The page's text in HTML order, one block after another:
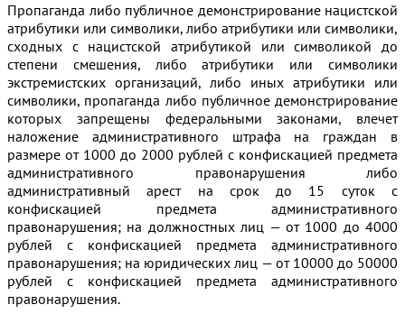
Пропаганда либо публичное демонстрирование нацистской
атрибутики или символики, либо атрибутики или символики,
сходных с нацистской атрибутикой или символикой до
степени смешения, либо атрибутики или символики
экстремистских организаций, либо иных атрибутики или
символики, пропаганда либо публичное демонстрирование
которых запрещены федеральными законами, влечет
наложение административного штрафа на граждан в
размере от 1000 до 2000 рублей с конфискацией предмета
административного правонарушения либо
административный арест на срок до 15 суток с
конфискацией предмета административного
правонарушения; на должностных лиц — от 1000 до 4000
рублей с конфискацией предмета административного
правонарушения; на юридических лиц — от 10000 до 50000
рублей с конфискацией предмета административного
правонарушения.